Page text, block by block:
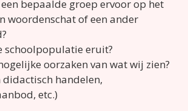
bepaalde groep ervoor op het
woordenschat of een ander
schoolpopulatie eruit?
oorzaken van wat wij zien?
didactisch handelen,
etc.)